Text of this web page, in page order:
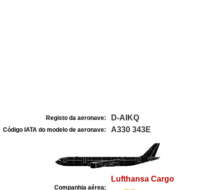
Registo da aeronave: D-AIKQ
Código IATA do modelo de aeronave: A330 343E
Companhia aérea:
Lufthansa Cargo